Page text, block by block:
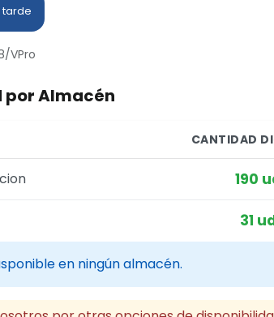
tarde
VPro
Almacén
CANTIDAD
190
31
en ningún almacén.